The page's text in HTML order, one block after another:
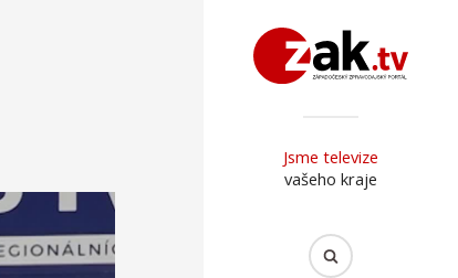
Jsme televize
vašeho kraje